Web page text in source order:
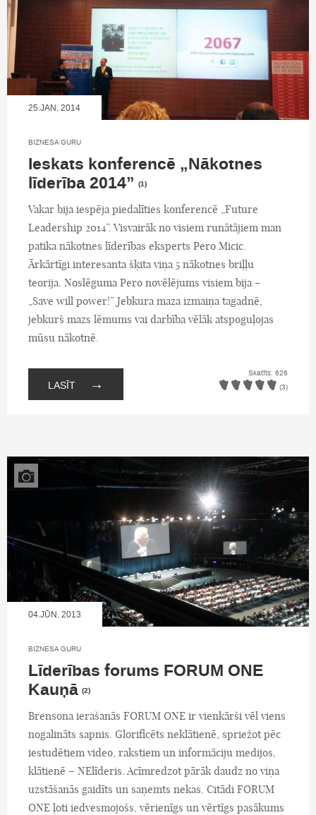
25.JAN, 2014
BIZNESA GURU
Ieskats konferencē „Nākotnes
līderība 2014” (1)
Vakar bija iespēja piedalīties konferencē „Future
Leadership 2014”. Visvairāk no visiem runātājiem man
patika nākotnes līderības eksperts Pero Micic.
Ārkārtīgi interesanta šķita viņa 5 nākotnes briļļu
teorija. Noslēguma Pero novēlējums visiem bija –
„Save will power!” Jebkura maza izmaiņa tagadnē,
jebkurš mazs lēmums vai darbība vēlāk atspoguļojas
mūsu nākotnē.
LASĪT →
Skatīts: 626
(3)
04.JŪN, 2013
BIZNESA GURU
Līderības forums FORUM ONE
Kauņā (2)
Brensona ierašanās FORUM ONE ir vienkārši vēl viens
nogalināts sapnis. Glorificēts neklātienē, spriežot pēc
iestudētiem video, rakstiem un informāciju medijos,
klātienē – NElīderis. Acīmredzot pārāk daudz no viņa
uzstāšanās gaidīts un saņemts nekas. Citādi FORUM
ONE ļoti iedvesmojošs, vērienīgs un vērtīgs pasākums